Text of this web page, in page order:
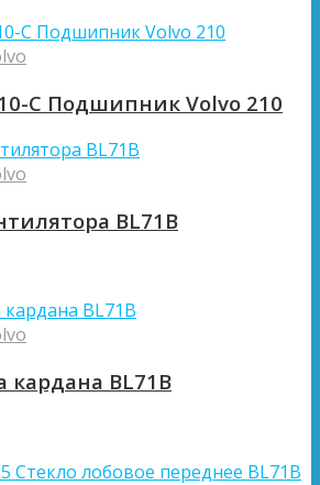
C Подшипник Volvo 210
BL71B
кардана BL71B